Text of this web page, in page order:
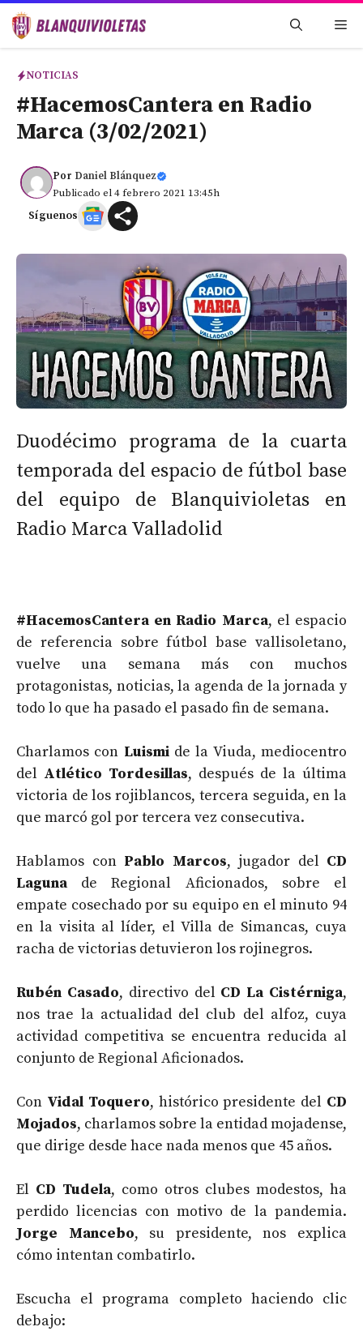
Saltar
NOTICIAS
#HacemosCantera en Radio
Marca (3/02/2021)
Por Daniel Blánquez
Publicado el 4 febrero 2021 13:45h
Síguenos
Duodécimo programa de la cuarta
temporada del espacio de fútbol base
del equipo de Blanquivioletas en
Radio Marca Valladolid
#HacemosCantera en Radio Marca, el espacio
de referencia sobre fútbol base vallisoletano,
vuelve una semana más con muchos
protagonistas, noticias, la agenda de la jornada y
todo lo que ha pasado el pasado fin de semana.
Charlamos con Luismi de la Viuda, mediocentro
del Atlético Tordesillas, después de la última
victoria de los rojiblancos, tercera seguida, en la
que marcó gol por tercera vez consecutiva.
Hablamos con Pablo Marcos, jugador del CD
Laguna de Regional Aficionados, sobre el
empate cosechado por su equipo en el minuto 94
en la visita al líder, el Villa de Simancas, cuya
racha de victorias detuvieron los rojinegros.
Rubén Casado, directivo del CD La Cistérniga,
nos trae la actualidad del club del alfoz, cuya
actividad competitiva se encuentra reducida al
conjunto de Regional Aficionados.
Con Vidal Toquero, histórico presidente del CD
Mojados, charlamos sobre la entidad mojadense,
que dirige desde hace nada menos que 45 años.
El CD Tudela, como otros clubes modestos, ha
perdido licencias con motivo de la pandemia.
Jorge Mancebo, su presidente, nos explica
cómo intentan combatirlo.
Escucha el programa completo haciendo clic
debajo: